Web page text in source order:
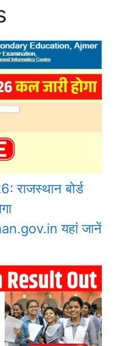
बोर्ड
यहां जानें